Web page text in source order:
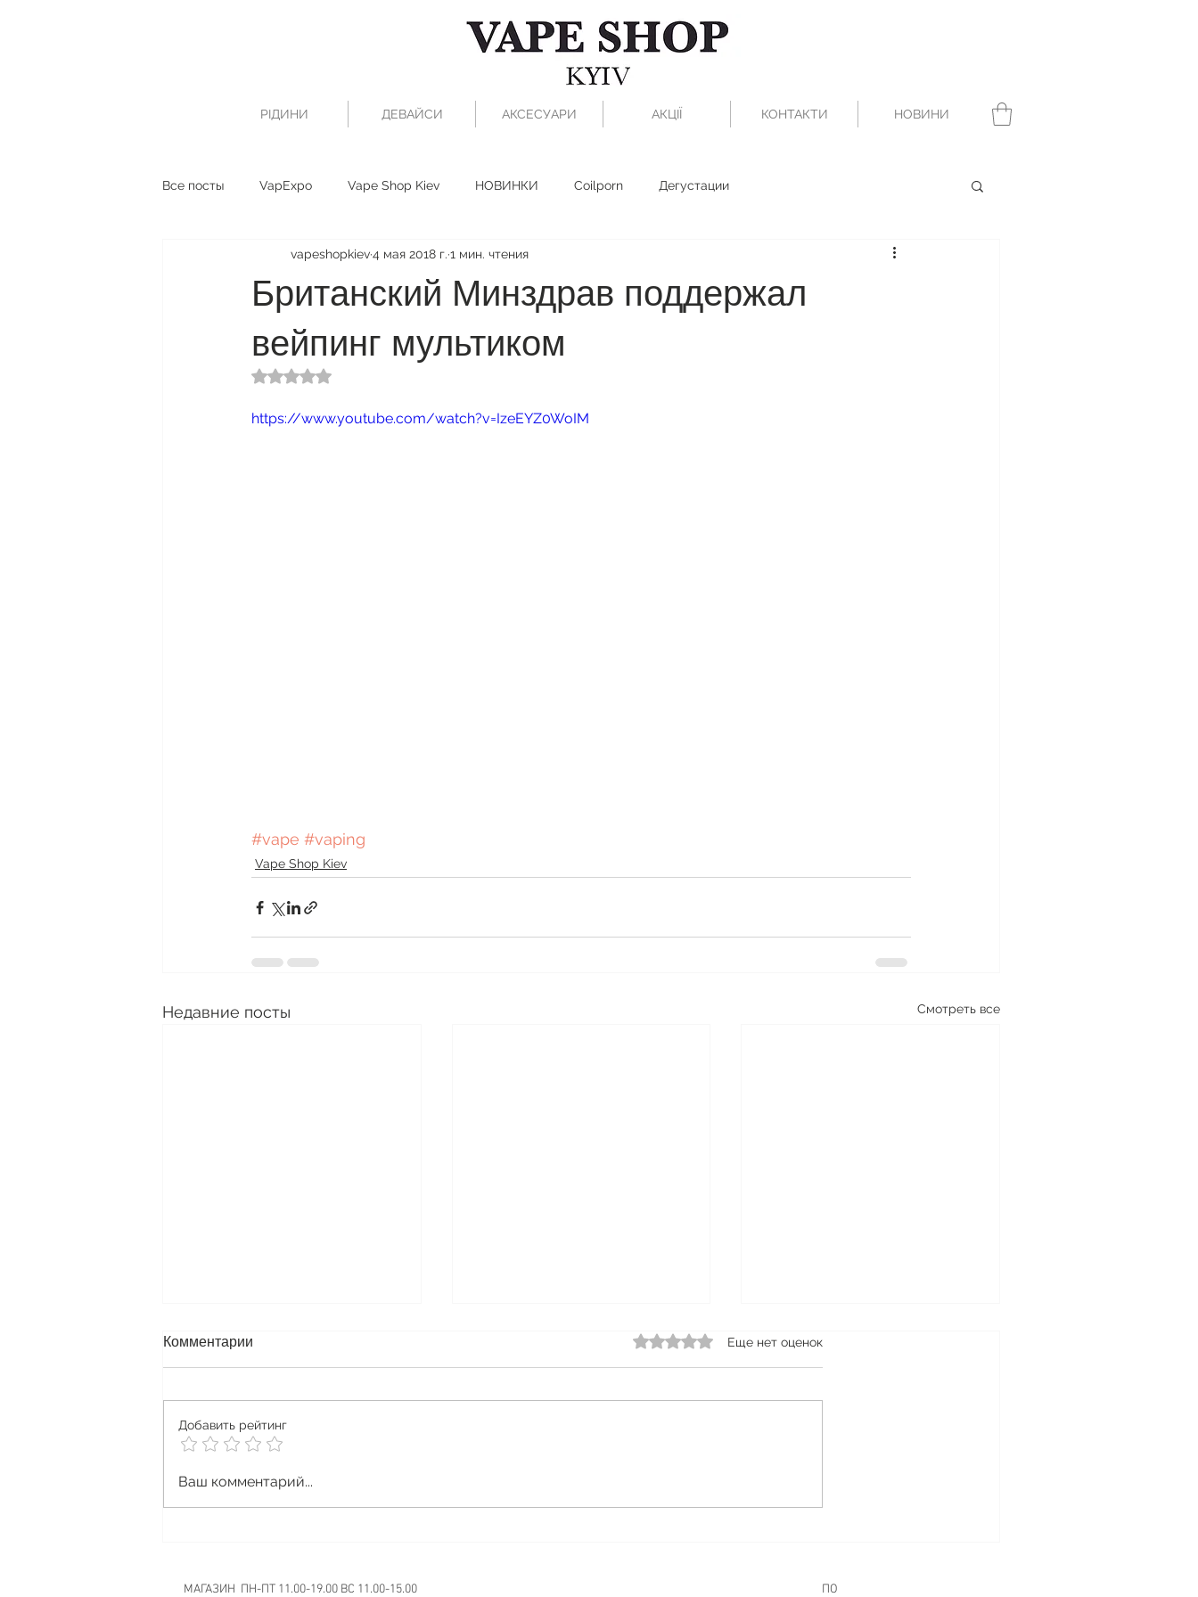
РІДИНИ ДЕВАЙСИ АКСЕСУАРИ АКЦІЇ КОНТАКТИ НОВИНИ
Все посты VapExpo Vape Shop Kiev НОВИНКИ Coilporn Дегустации
Британский Минздрав поддержал
вейпинг мультиком
vapeshopkiev4 мая 2018 г. 1 мин. чтения
Оценка: не число из 5 звезд.
https://www.youtube.com/watch?v=IzeEYZ0WoIM
#vape #vaping
Vape Shop Kiev
Недавние посты Смотреть все
Vape Halloween
Акция по переработке
СПАСИБО!
Комментарии Оценка: 0 из 5 звезд.
Еще нет оценок
Добавить рейтинг
Ваш комментарий...
МАГАЗИН ПН-ПТ 11.00-19.00 ВС 11.00-15.00 ПО